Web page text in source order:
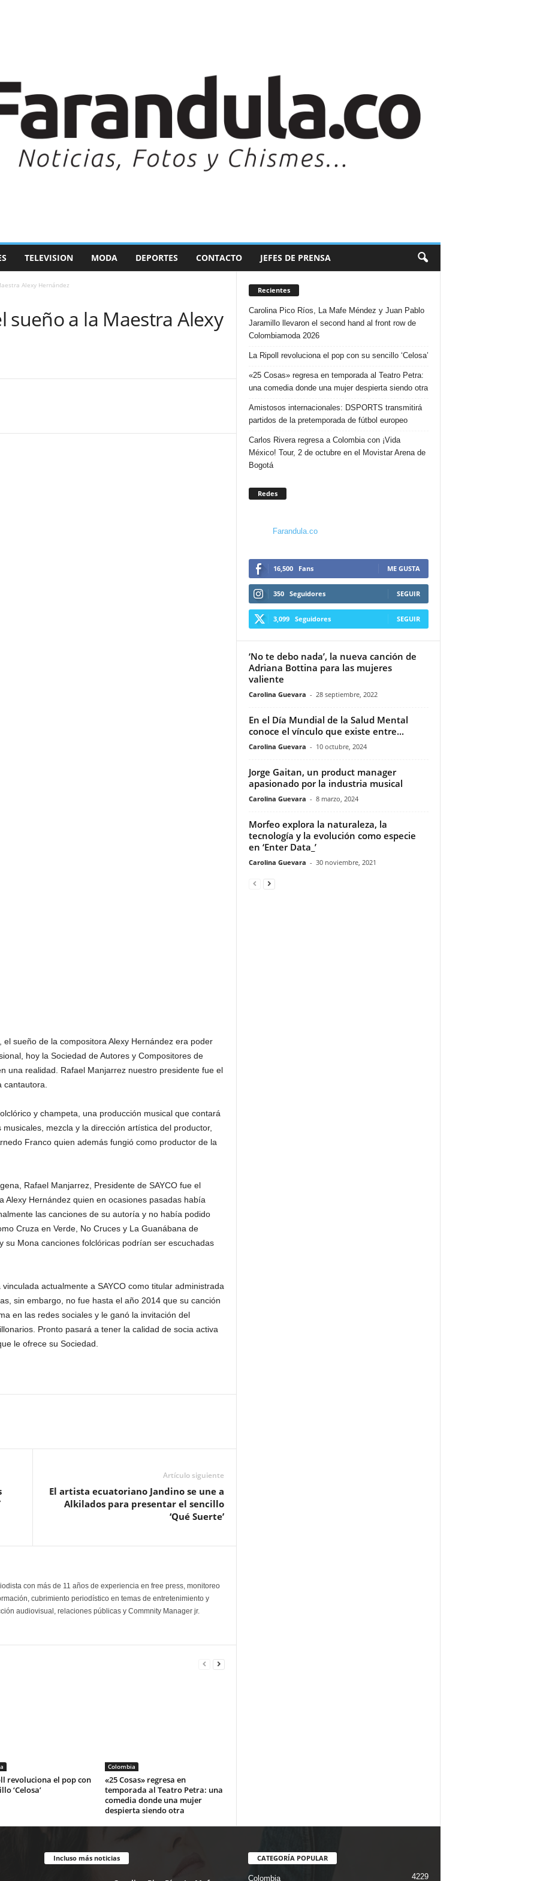
TELEVISION MODA DEPORTES CONTACTO JEFES DE PRENSA
Alexy Hernández
sueño a la Maestra Alexy
el sueño de la compositora Alexy Hernández era poder
hoy la Sociedad de Autores y Compositores de
una realidad. Rafael Manjarrez nuestro presidente fue el
y champeta, una producción musical que contará
mezcla y la dirección artística del productor,
Franco quien además fungió como productor de la
Rafael Manjarrez, Presidente de SAYCO fue el
Alexy Hernández quien en ocasiones pasadas había
las canciones de su autoría y no había podido
Cruza en Verde, No Cruces y La Guanábana de
su Mona canciones folclóricas podrían ser escuchadas
actualmente a SAYCO como titular administrada
sin embargo, no fue hasta el año 2014 que su canción
en las redes sociales y le ganó la invitación del
Pronto pasará a tener la calidad de socia activa
le ofrece su Sociedad.
Artículo siguiente
El artista ecuatoriano Jandino se une a
Alkilados para presentar el sencillo
‘Qué Suerte’
con más de 11 años de experiencia en free press, monitoreo
cubrimiento periodístico en temas de entretenimiento y
audiovisual, relaciones públicas y Commnity Manager jr.
revoluciona el pop con
‘Celosa’
Colombia
«25 Cosas» regresa en
temporada al Teatro Petra: una
comedia donde una mujer
despierta siendo otra
Recientes
Carolina Pico Ríos, La Mafe Méndez y Juan Pablo
Jaramillo llevaron el second hand al front row de
Colombiamoda 2026
La Ripoll revoluciona el pop con su sencillo ‘Celosa’
«25 Cosas» regresa en temporada al Teatro Petra:
una comedia donde una mujer despierta siendo otra
Amistosos internacionales: DSPORTS transmitirá
partidos de la pretemporada de fútbol europeo
Carlos Rivera regresa a Colombia con ¡Vida
México! Tour, 2 de octubre en el Movistar Arena de
Bogotá
Redes
Farandula.co
16,500 Fans ME GUSTA
350 Seguidores SEGUIR
3,099 Seguidores SEGUIR
‘No te debo nada’, la nueva canción de
Adriana Bottina para las mujeres
valiente
Carolina Guevara - 28 septiembre, 2022
En el Día Mundial de la Salud Mental
conoce el vínculo que existe entre...
Carolina Guevara - 10 octubre, 2024
Jorge Gaitan, un product manager
apasionado por la industria musical
Carolina Guevara - 8 marzo, 2024
Morfeo explora la naturaleza, la
tecnología y la evolución como especie
en ‘Enter Data_’
Carolina Guevara - 30 noviembre, 2021
Incluso más noticias CATEGORÍA POPULAR
Colombia 4229